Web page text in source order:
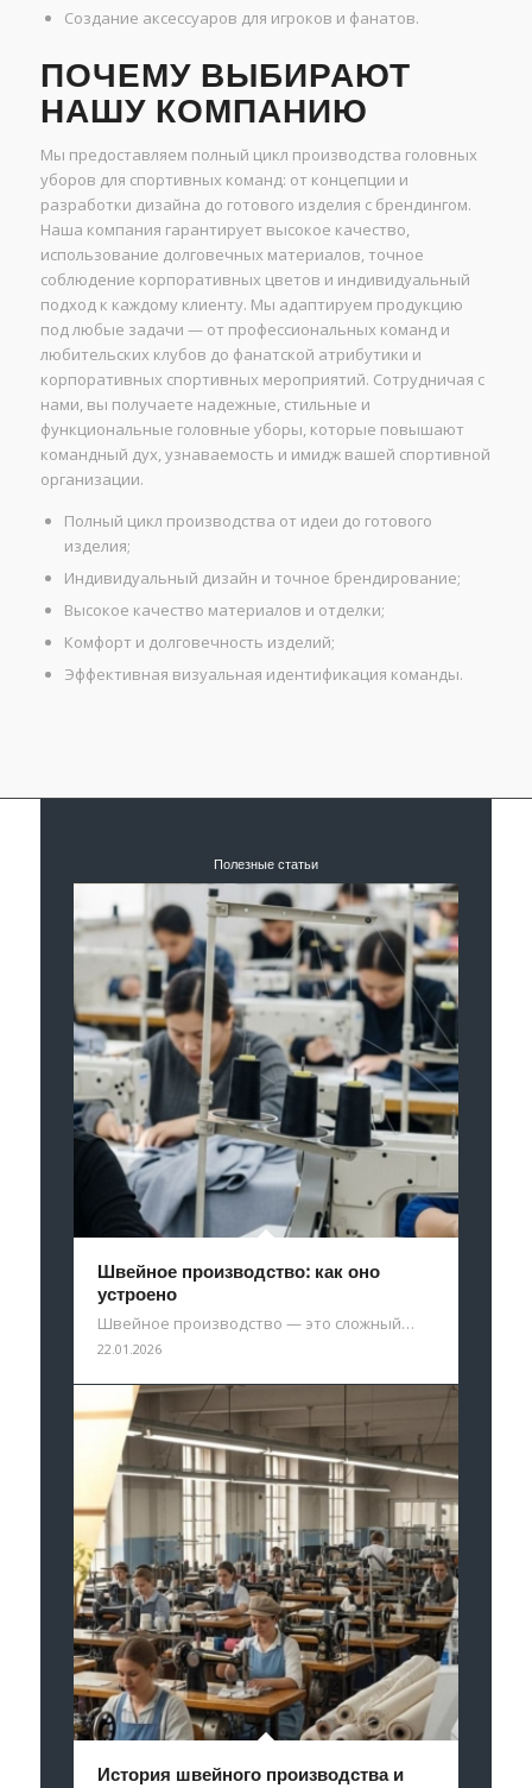
Создание аксессуаров для игроков и фанатов.
ПОЧЕМУ ВЫБИРАЮТ
НАШУ КОМПАНИЮ
Мы предоставляем полный цикл производства головных
уборов для спортивных команд: от концепции и
разработки дизайна до готового изделия с брендингом.
Наша компания гарантирует высокое качество,
использование долговечных материалов, точное
соблюдение корпоративных цветов и индивидуальный
подход к каждому клиенту. Мы адаптируем продукцию
под любые задачи — от профессиональных команд и
любительских клубов до фанатской атрибутики и
корпоративных спортивных мероприятий. Сотрудничая с
нами, вы получаете надежные, стильные и
функциональные головные уборы, которые повышают
командный дух, узнаваемость и имидж вашей спортивной
организации.
Полный цикл производства от идеи до готового
изделия;
Индивидуальный дизайн и точное брендирование;
Высокое качество материалов и отделки;
Комфорт и долговечность изделий;
Эффективная визуальная идентификация команды.
Полезные статьи
Швейное производство: как оно
устроено
Швейное производство — это сложный…
22.01.2026
История швейного производства и